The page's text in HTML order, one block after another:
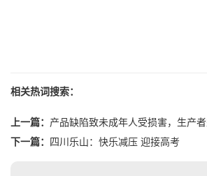
相关热词搜索：
上一篇： 产品缺陷致未成年人受损害，生产
下一篇： 四川乐山：快乐减压 迎接高考